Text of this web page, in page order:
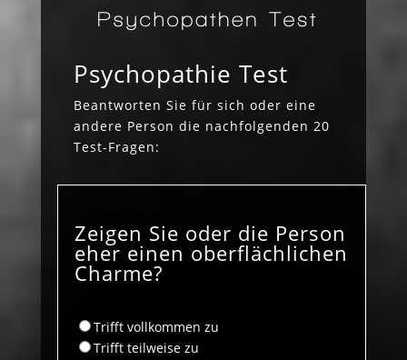
Psychopathie Test
Beantworten Sie für sich oder eine
andere Person die nachfolgenden 20
Test-Fragen:
Zeigen Sie oder die Person
eher einen oberflächlichen
Charme?
Trifft vollkommen zu
Trifft teilweise zu